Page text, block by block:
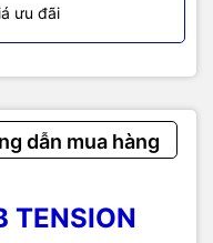
ưu đãi
dẫn mua hàng
TENSION